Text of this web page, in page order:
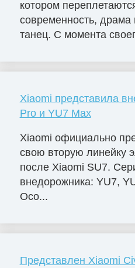
котором
современность,
танец. С момента
Xiaomi представила
Pro и YU7 Max
Xiaomi официально
свою вторую линейку
после Xiaomi SU7.
внедорожника: YU7,
Осо...
Представлен Xiaomi